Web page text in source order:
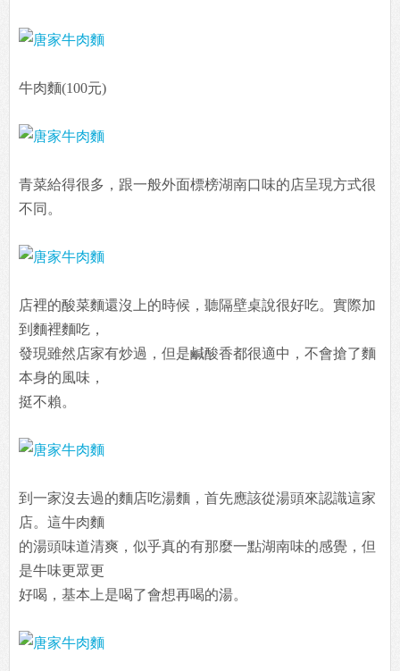
牛肉麵(100元)
青菜給得很多，跟一般外面標榜湖南口味的店呈現方式很
不同。
店裡的酸菜麵還沒上的時候，聽隔壁桌說很好吃。實際加
到麵裡麵吃，
發現雖然店家有炒過，但是鹹酸香都很適中，不會搶了麵
本身的風味，
挺不賴。
到一家沒去過的麵店吃湯麵，首先應該從湯頭來認識這家
店。這牛肉麵
的湯頭味道清爽，似乎真的有那麼一點湖南味的感覺，但
是牛味更眾更
好喝，基本上是喝了會想再喝的湯。